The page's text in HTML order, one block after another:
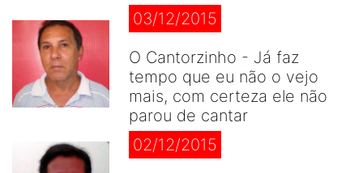
03/12/2015
O Cantorzinho - Já faz
tempo que eu não o vejo
mais, com certeza ele não
parou de cantar
02/12/2015